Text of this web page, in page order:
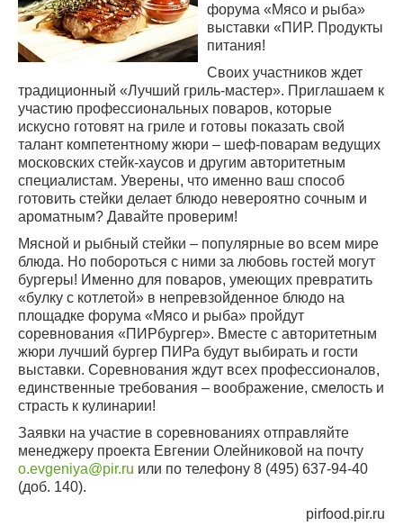
форума «Мясо и рыба»
выставки «ПИР. Продукты
питания!
Своих участников ждет
традиционный «Лучший гриль-мастер». Приглашаем к
участию профессиональных поваров, которые
искусно готовят на гриле и готовы показать свой
талант компетентному жюри – шеф-поварам ведущих
московских стейк-хаусов и другим авторитетным
специалистам. Уверены, что именно ваш способ
готовить стейки делает блюдо невероятно сочным и
ароматным? Давайте проверим!
Мясной и рыбный стейки – популярные во всем мире
блюда. Но побороться с ними за любовь гостей могут
бургеры! Именно для поваров, умеющих превратить
«булку с котлетой» в непревзойденное блюдо на
площадке форума «Мясо и рыба» пройдут
соревнования «ПИРбургер». Вместе с авторитетным
жюри лучший бургер ПИРа будут выбирать и гости
выставки. Соревнования ждут всех профессионалов,
единственные требования – воображение, смелость и
страсть к кулинарии!
Заявки на участие в соревнованиях отправляйте
менеджеру проекта Евгении Олейниковой на почту
o.evgeniya@pir.ru или по телефону 8 (495) 637-94-40
(доб. 140).
pirfood.pir.ru